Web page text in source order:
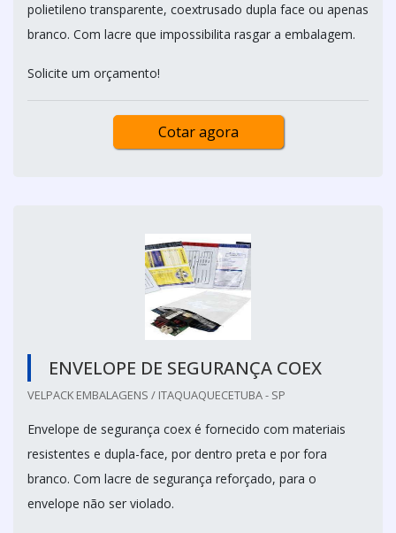
polietileno transparente, coextrusado dupla face ou apenas
branco. Com lacre que impossibilita rasgar a embalagem.
Solicite um orçamento!
Cotar agora
ENVELOPE DE SEGURANÇA COEX
VELPACK EMBALAGENS / ITAQUAQUECETUBA - SP
Envelope de segurança coex é fornecido com materiais
resistentes e dupla-face, por dentro preta e por fora
branco. Com lacre de segurança reforçado, para o
envelope não ser violado.